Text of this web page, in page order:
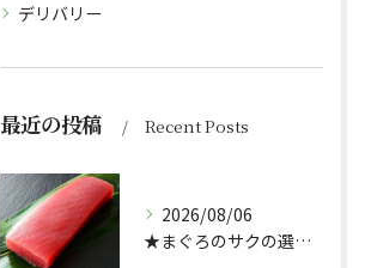
デリバリー
最近の投稿 Recent Posts
2026/08/06
★まぐろのサクの選び方★（どんぶり屋まぐろ大将）